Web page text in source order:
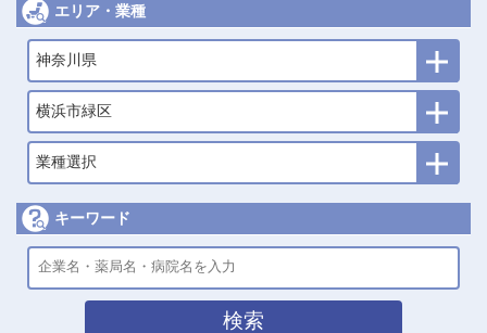
エリア・業種
神奈川県
横浜市緑区
業種選択
キーワード
検索